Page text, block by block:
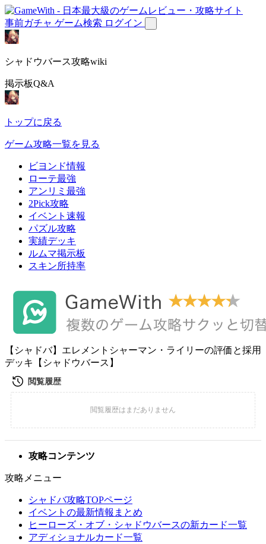
事前ガチャ ゲーム検索 ログイン
シャドウバース攻略wiki
掲示板Q&A
トップに戻る
ゲーム攻略一覧を見る
ビヨンド情報
ローテ最強
アンリミ最強
2Pick攻略
イベント速報
パズル攻略
実績デッキ
ルムマ掲示板
スキン所持率
【シャドバ】エレメントシャーマン・ライリーの評価と採用
デッキ【シャドウバース】
攻略コンテンツ
攻略メニュー
シャドバ攻略TOPページ
イベントの最新情報まとめ
ヒーローズ・オブ・シャドウバースの新カード一覧
アディショナルカード一覧